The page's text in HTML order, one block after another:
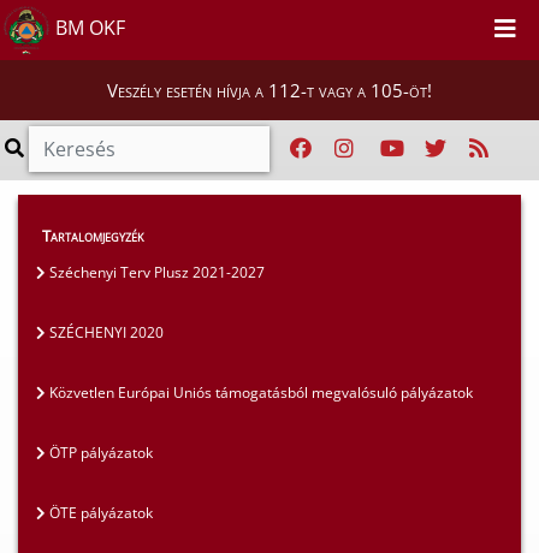
BM OKF
Veszély esetén hívja a 112-t vagy a 105-öt!
Szakmai tájékoztatók
SZÉCHENYI 2020
Tartalomjegyzék
Széchenyi Terv Plusz 2021-2027
SZÉCHENYI 2020
Közvetlen Európai Uniós támogatásból megvalósuló pályázatok
ÖTP pályázatok
ÖTE pályázatok